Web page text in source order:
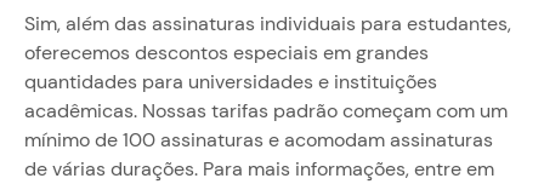
Sim, além das assinaturas individuais para estudantes,
oferecemos descontos especiais em grandes
quantidades para universidades e instituições
acadêmicas. Nossas tarifas padrão começam com um
mínimo de 100 assinaturas e acomodam assinaturas
de várias durações. Para mais informações, entre em